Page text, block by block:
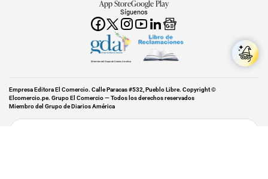
Síguenos
App StoreGoogle Play
Miembro del Grupo de Diarios América
Empresa Editora El Comercio. Calle Paracas #532, Pueblo Libre. Copyright ©
Elcomercio.pe. Grupo El Comercio — Todos los derechos reservados
Miembro del Grupo de Diarios América